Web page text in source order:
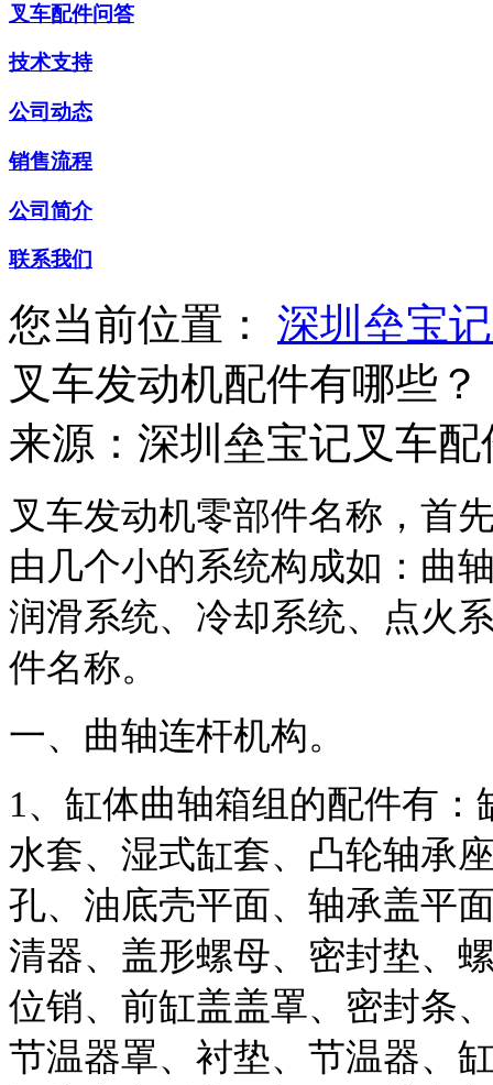
叉车配件问答
技术支持
公司动态
销售流程
公司简介
联系我们
您当前位置： 深圳垒宝
叉车发动机配件有哪些？
来源：深圳垒宝记叉车
叉车发动机零部件名称，首
由几个小的系统构成如：曲
润滑系统、冷却系统、点火
件名称。
一、曲轴连杆机构。
1、缸体曲轴箱组的配件有
水套、湿式缸套、凸轮轴承
孔、油底壳平面、轴承盖平
清器、盖形螺母、密封垫、
位销、前缸盖盖罩、密封条
节温器罩、衬垫、节温器、